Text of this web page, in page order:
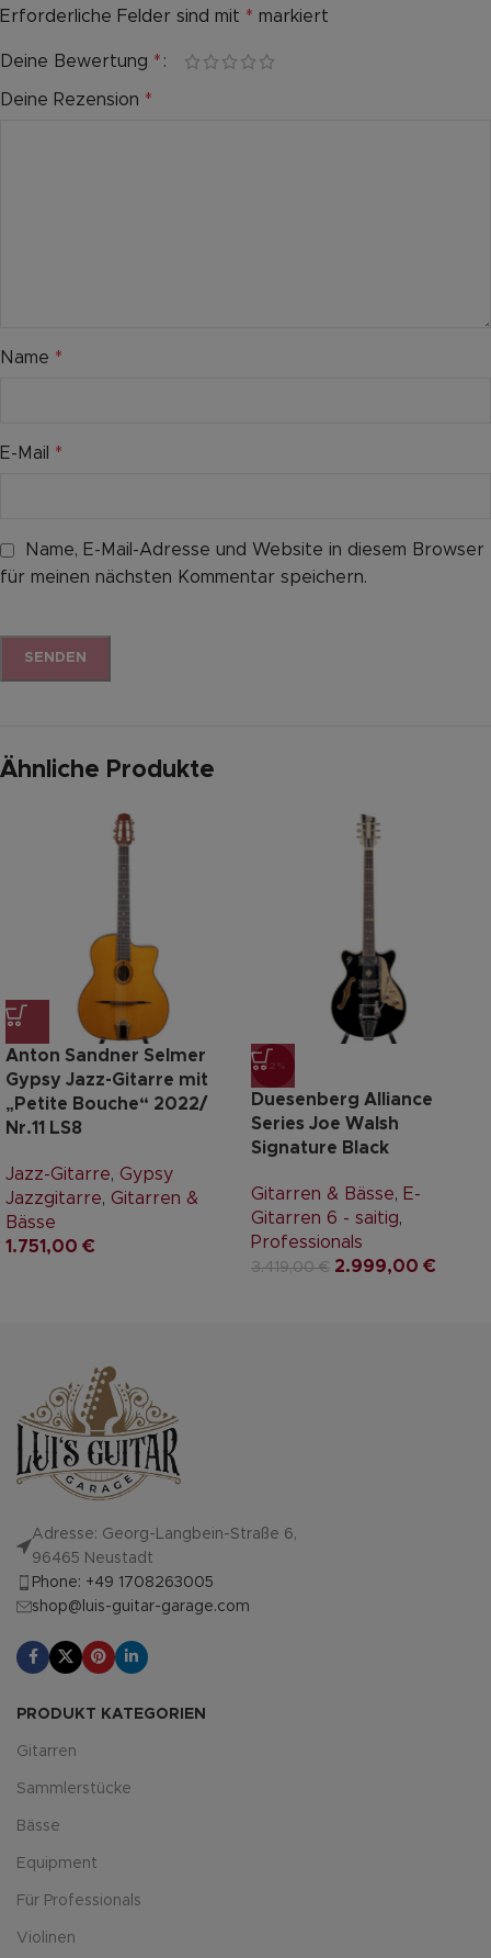
Erforderliche Felder sind mit * markiert
Deine Bewertung *
Deine Rezension *
Name *
E-Mail *
Name, E-Mail-Adresse und Website in diesem Browser
für meinen nächsten Kommentar speichern.
Ähnliche Produkte
Anton Sandner Selmer
Gypsy Jazz-Gitarre mit
„Petite Bouche“ 2022/
Nr.11 LS8
Jazz-Gitarre, Gypsy
Jazzgitarre, Gitarren &
Bässe
1.751,00 €
-12%
Duesenberg Alliance
Series Joe Walsh
Signature Black
Gitarren & Bässe, E-
Gitarren 6 - saitig,
Professionals
3.419,00€ 2.999,00 €
Adresse: Georg-Langbein-Straße 6,
96465 Neustadt
Phone: +49 1708263005
shop@luis-guitar-garage.com
PRODUKT KATEGORIEN
Gitarren
Sammlerstücke
Bässe
Equipment
Für Professionals
Violinen